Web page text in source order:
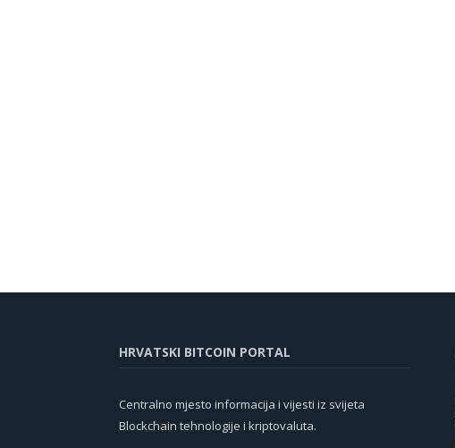
HRVATSKI BITCOIN PORTAL
Centralno mjesto informacija i vijesti iz svijeta
Blockchain tehnologije i kriptovaluta.